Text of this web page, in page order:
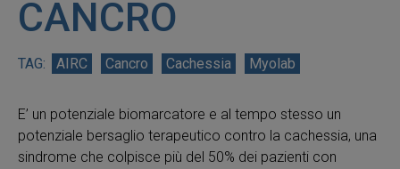
CANCRO
AIRC Cancro Cachessia Myolab
E’ un potenziale biomarcatore e al tempo stesso un
potenziale bersaglio terapeutico contro la cachessia, una
sindrome che colpisce più del 50% dei pazienti con